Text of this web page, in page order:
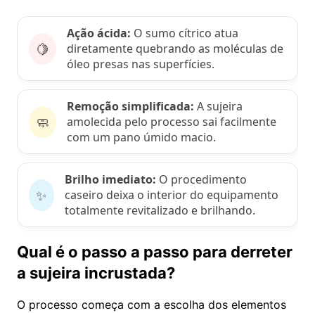
🍋
Ação ácida: O sumo cítrico atua
diretamente quebrando as moléculas de
óleo presas nas superfícies.
🧼
Remoção simplificada: A sujeira
amolecida pelo processo sai facilmente
com um pano úmido macio.
✨
Brilho imediato: O procedimento
caseiro deixa o interior do equipamento
totalmente revitalizado e brilhando.
Qual é o passo a passo para derreter
a sujeira incrustada?
O processo começa com a escolha dos elementos